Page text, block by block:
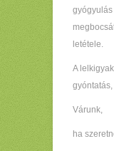
letétele.
A
Várunk,
ha